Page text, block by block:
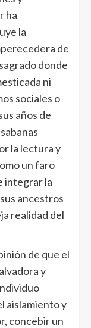
ha
la
de
donde
ni
sociales o
años de
la lectura y
un faro
integrar la
ancestros
realidad del
de que el
y
aislamiento y
concebir un